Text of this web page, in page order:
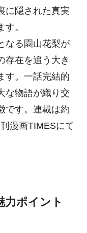
に隠された真実
。
なる園山花梨が
存在を追う大き
す。一話完結的
な物語が織り交
です。連載は約
漫画TIMESにて
力ポイント